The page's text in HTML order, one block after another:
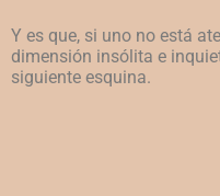
Y es que, si uno no está
dimensión insólita e
siguiente esquina.